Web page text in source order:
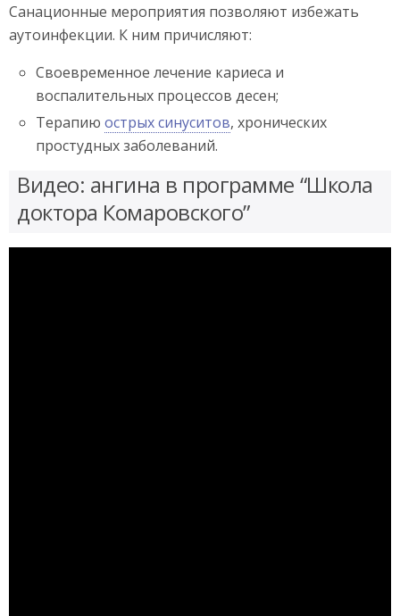
Санационные мероприятия позволяют избежать
аутоинфекции. К ним причисляют:
Своевременное лечение кариеса и
воспалительных процессов десен;
Терапиюострых синуситов, хронических
простудных заболеваний.
Видео: ангина в программе “Школа
доктора Комаровского”